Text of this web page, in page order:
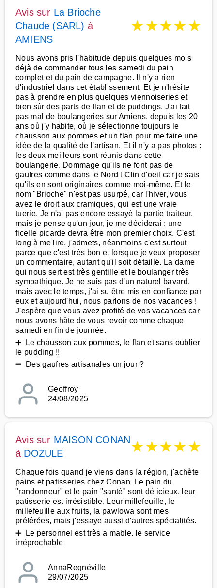
Avis sur La Brioche
Chaude (SARL) à
AMIENS
★★★★★
Nous avons pris l'habitude depuis quelques mois
déjà de commander tous les samedi du pain
complet et du pain de campagne. Il n'y a rien
d'industriel dans cet établissement. Et je n'hésite
pas à prendre en plus quelques viennoiseries et
bien sûr des parts de flan et de puddings. J'ai fait
pas mal de boulangeries sur Amiens, depuis les 20
ans où j'y habite, où je sélectionne toujours le
chausson aux pommes et un flan pour me faire une
idée de la qualité de l'artisan. Et il n'y a pas photos :
les deux meilleurs sont réunis dans cette
boulangerie. Dommage qu'ils ne font pas de
gaufres comme dans le Nord ! Clin d'oeil car je sais
qu'ils en sont originaires comme moi-même. Et le
nom "Brioche" n'est pas usurpé, car l'hiver, vous
avez le droit aux cramiques, qui est une vraie
tuerie. Je n'ai pas encore essayé la partie traiteur,
mais je pense qu'un jour, je me déciderai : une
ficelle picarde devra être mon premier choix. C'est
long à me lire, j'admets, néanmoins c'est surtout
parce que c'est très bon et lorsque je veux proposer
un commentaire, autant qu'il soit détaillé. La dame
qui nous sert est très gentille et le boulanger très
sympathique. Je ne suis pas d'un naturel bavard,
mais avec le temps, j'ai su être mis en confiance par
eux et aujourd'hui, nous parlons de nos vacances !
J'espère que vous avez profité de vos vacances car
nous avons hâte de vous revoir comme chaque
samedi en fin de journée.
➕ Le chausson aux pommes, le flan et sans oublier
le pudding !!
➖ Des gaufres artisanales un jour ?
Geoffroy
24/08/2025
Avis sur MAISON CONAN
à DOZULE ★★★★★
Chaque fois quand je viens dans la région, j'achète
pains et patisseries chez Conan. Le pain du
"randonneur" et le pain "santé" sont délicieux, leur
patisserie est irrésistible. Leur millefeuille, le
millefeuille aux fruits, la pawlowa sont mes
préférées, mais j'essaye aussi d'autres spécialités.
➕ Le personnel est très aimable, le service
irréprochable
AnnaRegnéville
29/07/2025